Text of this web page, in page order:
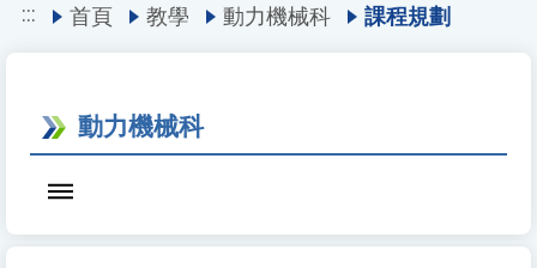
::: 首頁 教學 動力機械科 課程規劃
動力機械科